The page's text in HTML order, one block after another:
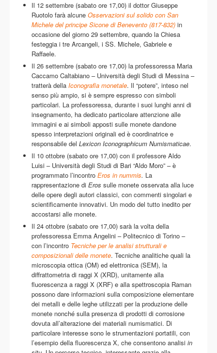
Il 12 settembre (sabato ore 17,00) il dottor Giuseppe
Ruotolo farà alcune Osservazioni sul solido con San
Michele del principe Sicone di Benevento (817-832) in
occasione del giorno 29 settembre, quando la Chiesa
festeggia i tre Arcangeli, i SS. Michele, Gabriele e
Raffaele.
Il 26 settembre (sabato ore 17,00) la professoressa Maria
Caccamo Caltabiano – Università degli Studi di Messina –
tratterà della Iconografia monetale. Il “potere”, inteso nel
senso più ampio, si è sempre espresso con simboli
particolari. La professoressa, durante i suoi lunghi anni di
insegnamento, ha dedicato particolare attenzione alle
immagini e ai simboli apposti sulle monete dandone
spesso interpretazioni originali ed è coordinatrice e
responsabile del Lexicon Iconographicum Numismaticae.
Il 10 ottobre (sabato ore 17,00) con il professore Aldo
Luisi – Università degli Studi di Bari “Aldo Moro” – è
programmato l’incontro Eros in nummis. La
rappresentazione di Eros sulle monete osservata alla luce
delle opere degli autori classici, con commenti singolari e
scientificamente innovativi. Un modo del tutto inedito per
accostarsi alle monete.
Il 24 ottobre (sabato ore 17,00) sarà la volta della
professoressa Emma Angelini – Politecnico di Torino –
con l’incontro Tecniche per le analisi strutturali e
composizionali delle monete. Tecniche analitiche quali la
microscopia ottica (OM) ed elettronica (SEM), la
diffrattometria di raggi X (XRD), unitamente alla
fluorescenza a raggi X (XRF) e alla spettroscopia Raman
possono dare informazioni sulla composizione elementare
dei metalli e delle leghe utilizzati per la produzione delle
monete nonché sulla presenza di prodotti di corrosione
dovuta all’alterazione dei materiali numismatici. Di
particolare interesse sono le strumentazioni portatili, con
l’esempio della fluorescenza X, che consentono analisi in